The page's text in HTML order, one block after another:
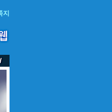
지